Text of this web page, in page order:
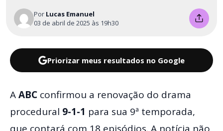
Por Lucas Emanuel
03 de abril de 2025 às 19h30
Priorizar meus resultados no Google
AABC confirmou a renovação do drama
procedural 9-1-1 para sua 9ª temporada,